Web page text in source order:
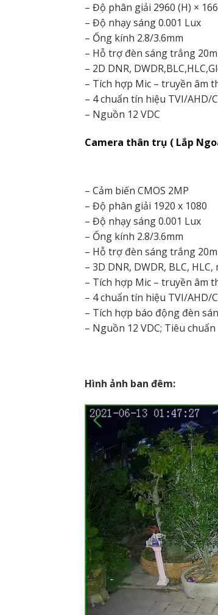
– Độ phân giải 2960 (H) ×
– Độ nhạy sáng 0.001 Lux
– Ống kính 2.8/3.6mm
– Hỗ trợ đèn sáng trắng 20m
– 2D DNR,
– Tích hợp Mic – truyền âm
– 4 chuẩn tín hiệu TVI/AHD/
– Nguồn 12 VDC
Camera thân trụ ( Lắp
– Cảm biến CMOS 2MP
– Độ phân giải 1920 x 1080
– Độ nhạy sáng 0.001 Lux
– Ống kính 2.8/3.6mm
– Hỗ trợ đèn sáng trắng 20m
– 3D DNR, DWDR, BLC, HLC,
– Tích hợp Mic – truyền âm
– 4 chuẩn tín hiệu TVI/AHD/
– Tích hợp báo động đèn
– Nguồn 12 VDC; Tiêu chuẩn
Hình ảnh ban đêm: